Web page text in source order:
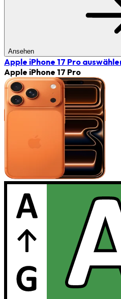
Ansehen
Apple iPhone 17 Pro
Apple iPhone 17 Pro